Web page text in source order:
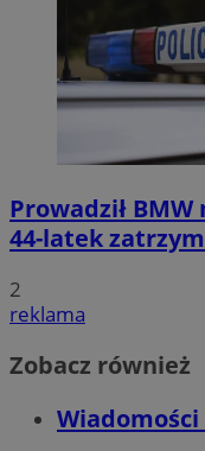
Prowadził
44-latek
2
reklama
Zobacz również